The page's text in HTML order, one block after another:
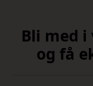
Bli med
og få